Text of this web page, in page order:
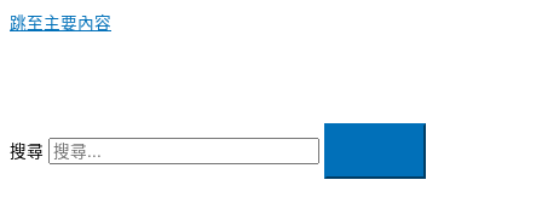
跳至主要內容
搜尋